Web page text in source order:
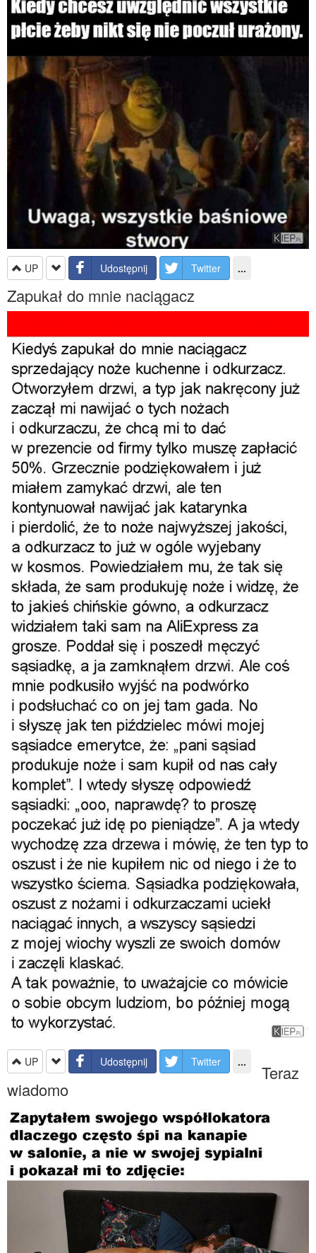
UP Udostępnij Twitter ...
Zapukał do mnie naciągacz
UP Udostępnij Twitter ... Teraz
wiadomo